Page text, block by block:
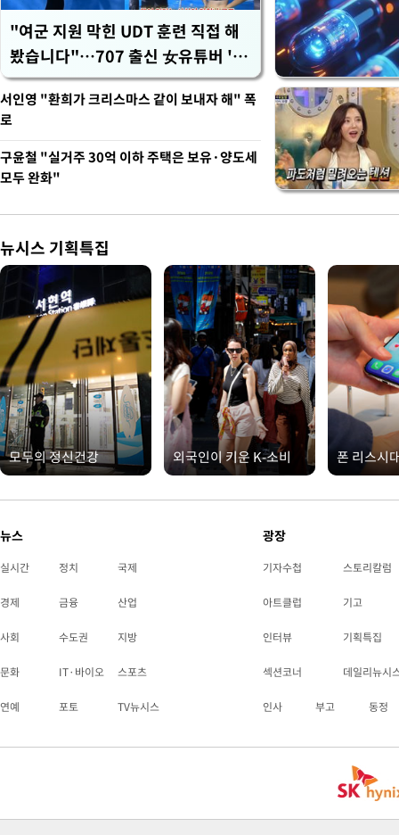
"여군 지원 막힌 UDT 훈련 직접 해
봤습니다"…707 출신 女유튜버 '완
벽 소화'
서인영 "환희가 크리스마스 같이 보내자 해" 폭
로
구윤철 "실거주 30억 이하 주택은 보유·양도세
모두 완화"
뉴시스 기획특집
모두의 정신건강 외국인이 키운 K-소비 폰 리스시
뉴스
실시간 정치 국제
경제 금융 산업
사회 수도권 지방
문화 IT·바이오 스포츠
연예 포토 TV뉴시스
광장
기자수첩 스토리칼럼
아트클럽 기고
인터뷰 기획특집
섹션코너 데일리뉴시
인사 부고 동정